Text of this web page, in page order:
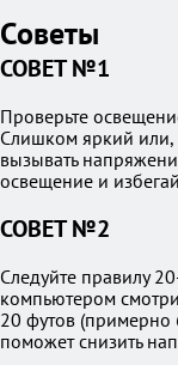
Советы
СОВЕТ №1
Проверьте
Слишком яркий или,
вызывать
освещение и
СОВЕТ №2
Следуйте правилу
компьютером
20 футов (примерно
поможет снизить